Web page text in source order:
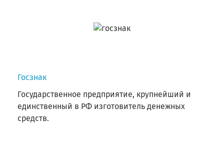
Госзнак
Государственное предприятие, крупнейший и
единственный в РФ изготовитель денежных
средств.